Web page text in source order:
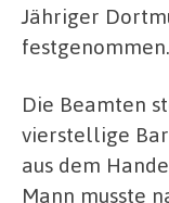
Jähriger
festgenommen.
Die Beamten
vierstellige
aus dem
Mann musste